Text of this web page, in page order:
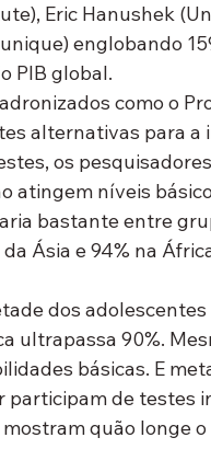
Eric Hanushek
englobando
PIB global.
como o
alternativas para a
os
atingem níveis
bastante entre
Ásia e 94% na
dos
ultrapassa 90%.
básicas. E
participam de testes
quão longe